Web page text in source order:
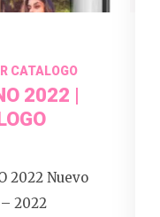
CATALOGO
2022 |
2022 Nuevo
2022